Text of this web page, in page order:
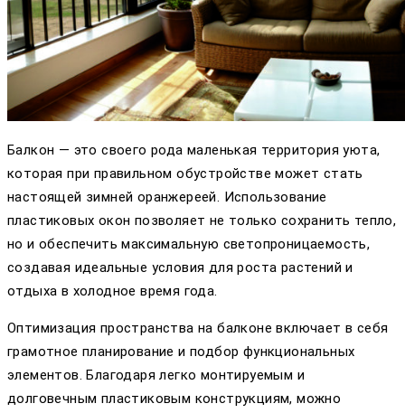
Балкон — это своего рода маленькая территория уюта,
которая при правильном обустройстве может стать
настоящей зимней оранжереей. Использование
пластиковых окон позволяет не только сохранить тепло,
но и обеспечить максимальную светопроницаемость,
создавая идеальные условия для роста растений и
отдыха в холодное время года.
Оптимизация пространства на балконе включает в себя
грамотное планирование и подбор функциональных
элементов. Благодаря легко монтируемым и
долговечным пластиковым конструкциям, можно